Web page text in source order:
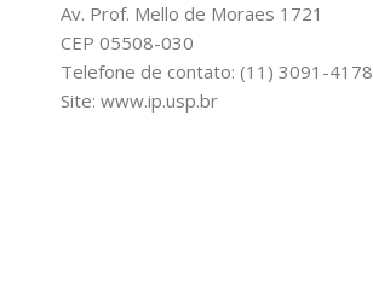
Av. Prof. Mello de Moraes 1721
CEP 05508-030
Telefone de contato: (11) 3091-4178
Site: www.ip.usp.br